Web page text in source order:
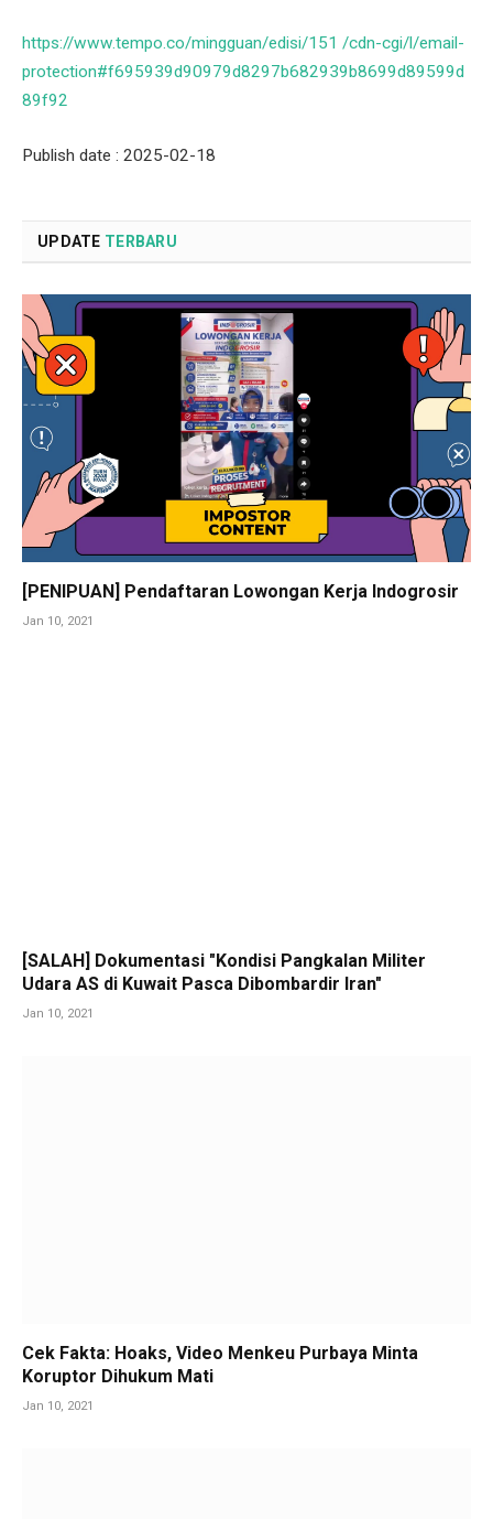
https://www.tempo.co/mingguan/edisi/151 /cdn-cgi/l/email-
protection#f695939d90979d8297b682939b8699d89599d
89f92
Publish date : 2025-02-18
UPDATE TERBARU
[PENIPUAN] Pendaftaran Lowongan Kerja Indogrosir
Jan 10, 2021
[SALAH] Dokumentasi "Kondisi Pangkalan Militer
Udara AS di Kuwait Pasca Dibombardir Iran"
Jan 10, 2021
Cek Fakta: Hoaks, Video Menkeu Purbaya Minta
Koruptor Dihukum Mati
Jan 10, 2021